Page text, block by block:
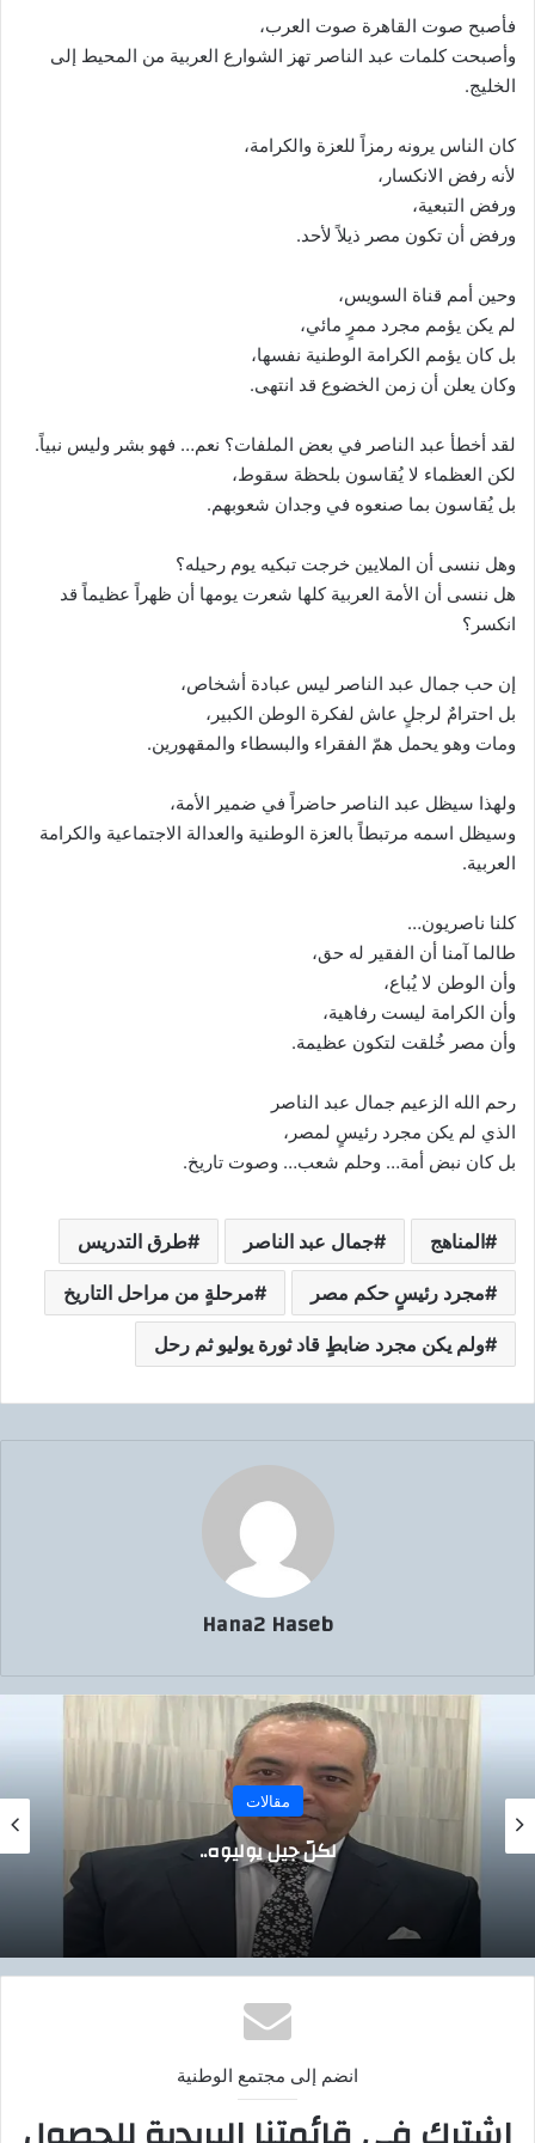
فأصبح صوت القاهرة صوت العرب،
وأصبحت كلمات عبد الناصر تهز الشوارع العربية من المحيط إلى
الخليج.
كان الناس يرونه رمزاً للعزة والكرامة،
لأنه رفض الانكسار،
ورفض التبعية،
ورفض أن تكون مصر ذيلاً لأحد.
وحين أمم قناة السويس،
لم يكن يؤمم مجرد ممرٍ مائي،
بل كان يؤمم الكرامة الوطنية نفسها،
وكان يعلن أن زمن الخضوع قد انتهى.
لقد أخطأ عبد الناصر في بعض الملفات؟ نعم… فهو بشر وليس نبياً.
لكن العظماء لا يُقاسون بلحظة سقوط،
بل يُقاسون بما صنعوه في وجدان شعوبهم.
وهل ننسى أن الملايين خرجت تبكيه يوم رحيله؟
هل ننسى أن الأمة العربية كلها شعرت يومها أن ظهراً عظيماً قد
انكسر؟
إن حب جمال عبد الناصر ليس عبادة أشخاص،
بل احترامٌ لرجلٍ عاش لفكرة الوطن الكبير،
ومات وهو يحمل همّ الفقراء والبسطاء والمقهورين.
ولهذا سيظل عبد الناصر حاضراً في ضمير الأمة،
وسيظل اسمه مرتبطاً بالعزة الوطنية والعدالة الاجتماعية والكرامة
العربية.
كلنا ناصريون…
طالما آمنا أن الفقير له حق،
وأن الوطن لا يُباع،
وأن الكرامة ليست رفاهية،
وأن مصر خُلقت لتكون عظيمة.
رحم الله الزعيم جمال عبد الناصر
الذي لم يكن مجرد رئيسٍ لمصر،
بل كان نبض أمة… وحلم شعب… وصوت تاريخ.
المناهج جمال عبد الناصر طرق التدريس
مجرد رئيسٍ حكم مصر مرحلةٍ من مراحل التاريخ
ولم يكن مجرد ضابطٍ قاد ثورة يوليو ثم رحل
Hana2 Haseb
مقالات
للعيد وقفة،،،،،
انضم إلى مجتمع الوطنية